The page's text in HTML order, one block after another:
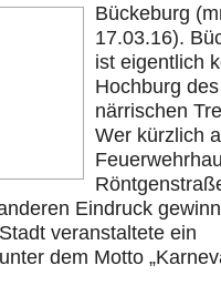
Bückeburg
17.03.16).
ist eigentlich
Hochburg des
närrischen
Wer kürzlich
Eindruck
veranstaltete ein
dem Motto